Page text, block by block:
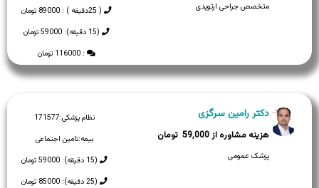
( 25دقیقه ) : 89000 تومان
(15 دقیقه): 59000 تومان
: 116000 تومان
متخصص جراحی ارتوپدی
نظام پزشکی:171577
بیمه:تامین اجتماعی
(15 دقیقه): 59000 تومان
(25 دقیقه): 85000 تومان
دکتر رامین سرگزی
59,000
پزشک عمومی